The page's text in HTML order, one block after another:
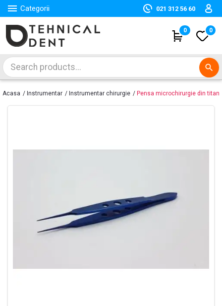
 Categorii 021 312 56 60
0 0
search
Acasa Instrumentar Instrumentar chirurgie Pensa microchirurgie din titan